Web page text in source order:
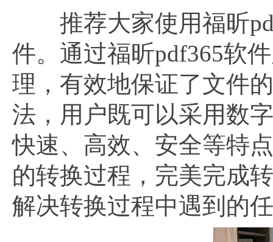
推荐大家使用福昕
件。通过福昕pdf365软
理，有效地保证了文件
法，用户既可以采用数
快速、高效、安全等特
的转换过程，完美完成
解决转换过程中遇到的